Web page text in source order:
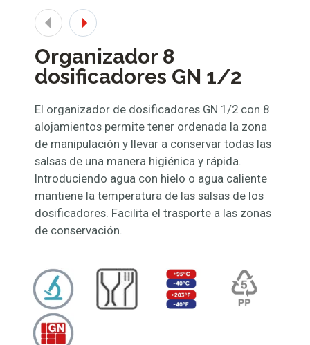
Organizador 8
dosificadores GN 1/2
El organizador de dosificadores GN 1/2 con 8
alojamientos permite tener ordenada la zona
de manipulación y llevar a conservar todas las
salsas de una manera higiénica y rápida.
Introduciendo agua con hielo o agua caliente
mantiene la temperatura de las salsas de los
dosificadores. Facilita el trasporte a las zonas
de conservación.